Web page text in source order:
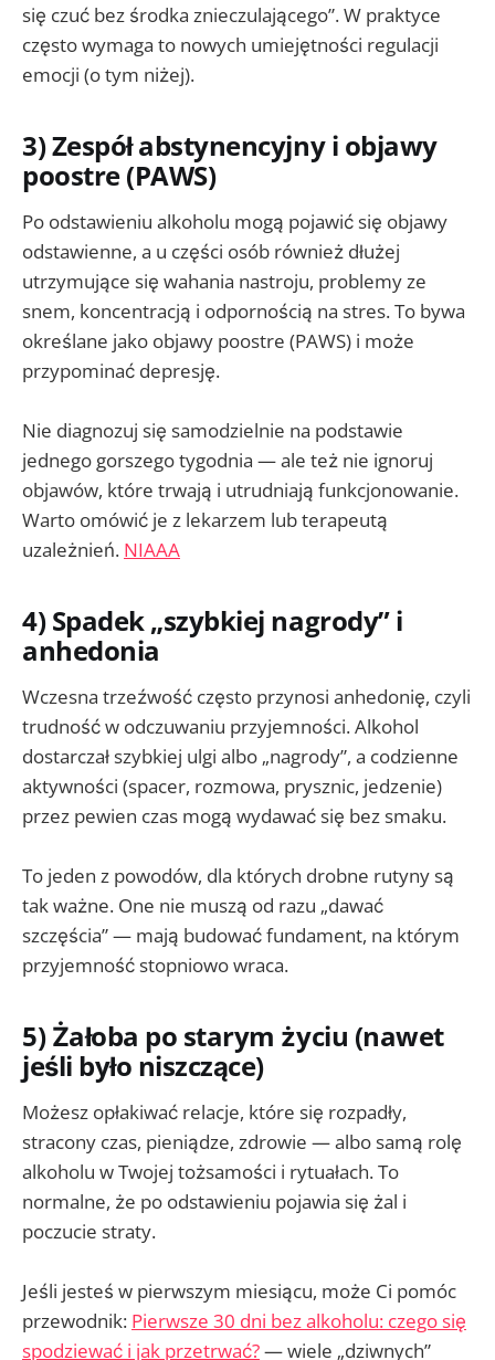
się czuć bez środka znieczulającego”. W praktyce
często wymaga to nowych umiejętności regulacji
emocji (o tym niżej).
3) Zespół abstynencyjny i objawy
poostre (PAWS)
Po odstawieniu alkoholu mogą pojawić się objawy
odstawienne, a u części osób również dłużej
utrzymujące się wahania nastroju, problemy ze
snem, koncentracją i odpornością na stres. To bywa
określane jako objawy poostre (PAWS) i może
przypominać depresję.
Nie diagnozuj się samodzielnie na podstawie
jednego gorszego tygodnia — ale też nie ignoruj
objawów, które trwają i utrudniają funkcjonowanie.
Warto omówić je z lekarzem lub terapeutą
uzależnień. NIAAA
4) Spadek „szybkiej nagrody” i
anhedonia
Wczesna trzeźwość często przynosi anhedonię, czyli
trudność w odczuwaniu przyjemności. Alkohol
dostarczał szybkiej ulgi albo „nagrody”, a codzienne
aktywności (spacer, rozmowa, prysznic, jedzenie)
przez pewien czas mogą wydawać się bez smaku.
To jeden z powodów, dla których drobne rutyny są
tak ważne. One nie muszą od razu „dawać
szczęścia” — mają budować fundament, na którym
przyjemność stopniowo wraca.
5) Żałoba po starym życiu (nawet
jeśli było niszczące)
Możesz opłakiwać relacje, które się rozpadły,
stracony czas, pieniądze, zdrowie — albo samą rolę
alkoholu w Twojej tożsamości i rytuałach. To
normalne, że po odstawieniu pojawia się żal i
poczucie straty.
Jeśli jesteś w pierwszym miesiącu, może Ci pomóc
przewodnik: Pierwsze 30 dni bez alkoholu: czego się
spodziewać i jak przetrwać?— wiele „dziwnych”